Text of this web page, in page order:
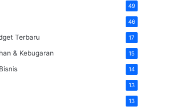
49
46
Terbaru 17
& Kebugaran 15
14
13
13